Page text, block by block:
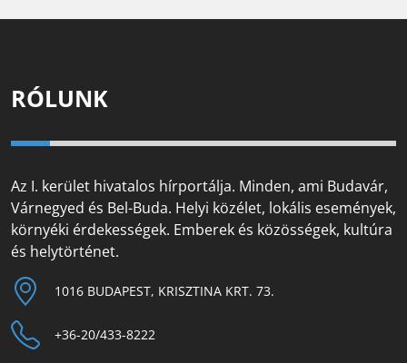
RÓLUNK
Az I. kerület hivatalos hírportálja. Minden, ami Budavár,
Várnegyed és Bel-Buda. Helyi közélet, lokális események,
környéki érdekességek. Emberek és közösségek, kultúra
és helytörténet.
1016 BUDAPEST, KRISZTINA KRT. 73.
+36-20/433-8222